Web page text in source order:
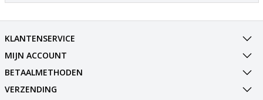
KLANTENSERVICE
MIJN ACCOUNT
BETAALMETHODEN
VERZENDING